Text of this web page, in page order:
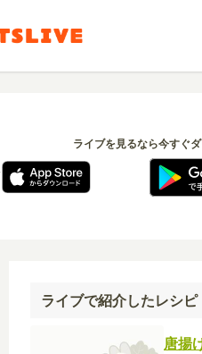
ライブを見るなら今すぐ
ライブで紹介したレシピ
唐揚